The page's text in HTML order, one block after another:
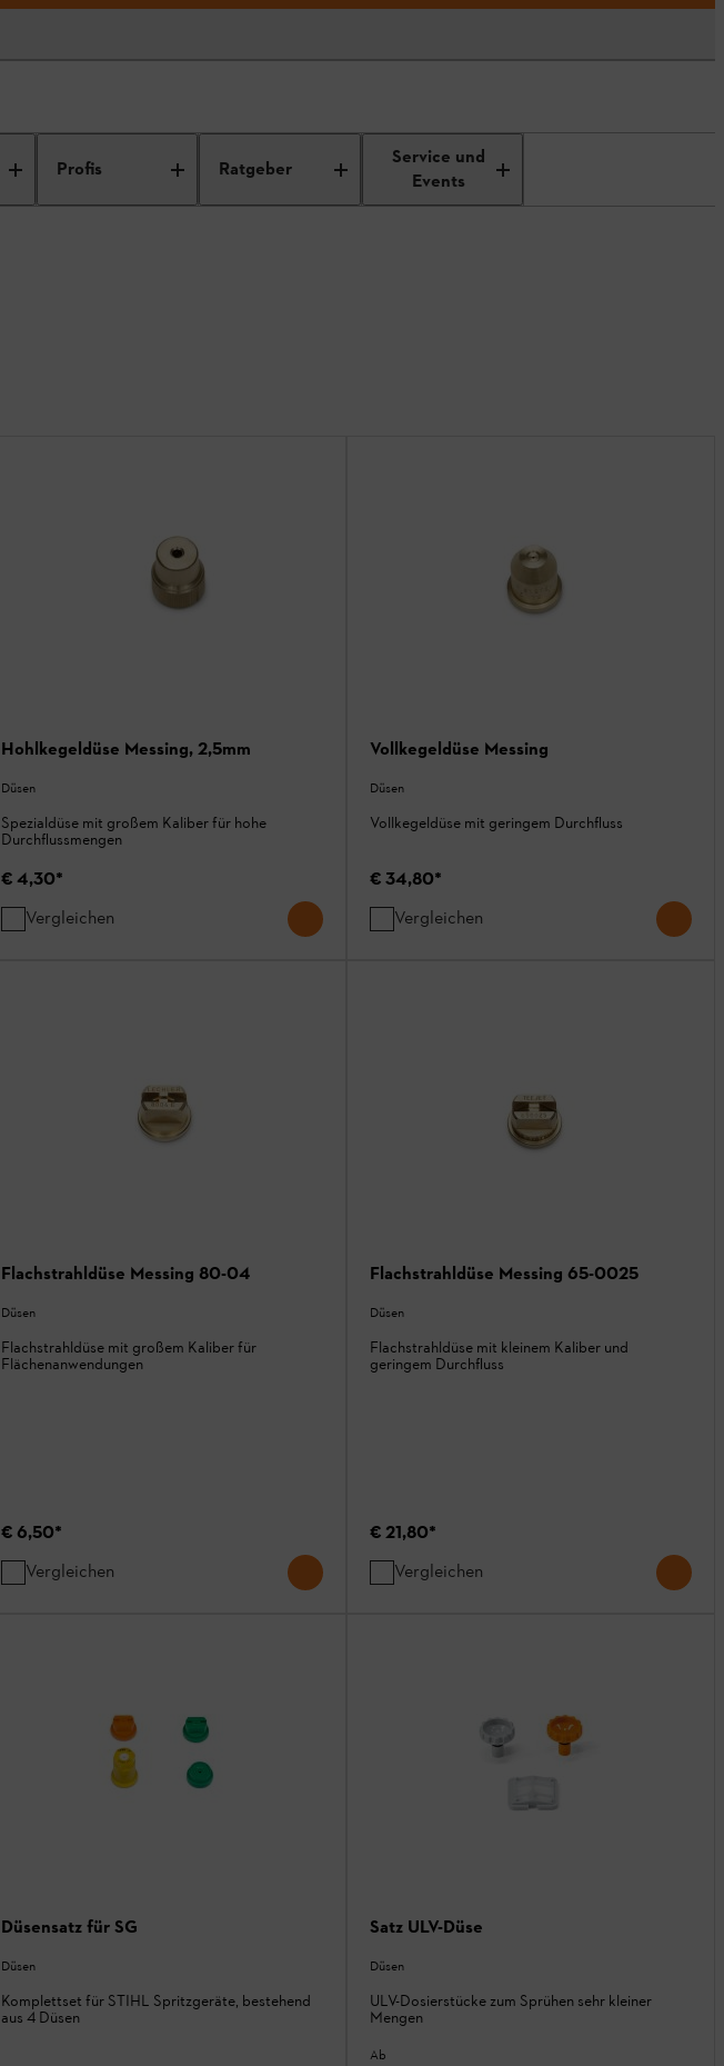
Profis Ratgeber
Service und
Events
Hohlkegeldüse Messing, 2,5mm
Düsen
Spezialdüse mit großem Kaliber für hohe
Durchflussmengen
€ 4,30*
Vergleichen
Vollkegeldüse Messing
Düsen
Vollkegeldüse mit geringem Durchfluss
€ 34,80*
Vergleichen
Flachstrahldüse Messing 80-04
Düsen
Flachstrahldüse mit großem Kaliber für
Flächenanwendungen
€ 6,50*
Vergleichen
Flachstrahldüse Messing 65-0025
Düsen
Flachstrahldüse mit kleinem Kaliber und
geringem Durchfluss
€ 21,80*
Vergleichen
Düsensatz für SG
Düsen
Komplettset für STIHL Spritzgeräte, bestehend
aus 4 Düsen
Satz ULV-Düse
Düsen
ULV-Dosierstücke zum Sprühen sehr kleiner
Mengen
Ab